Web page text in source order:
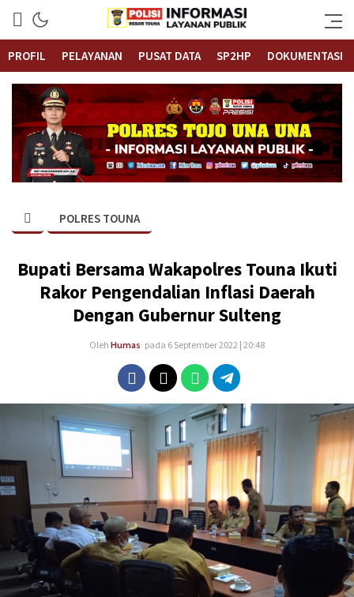
Polrestouna.com
Informasi Layanan Publik
PROFIL
PELAYANAN PUSAT DATA SP2HP DOKUMENTASI
POLRES TOUNA
Bupati Bersama Wakapolres Touna Ikuti
Rakor Pengendalian Inflasi Daerah
Dengan Gubernur Sulteng
Oleh Humas pada 6 September 2022 | 20:48